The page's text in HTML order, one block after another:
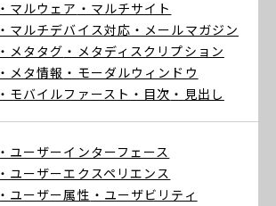
・マルウェア ・マルチサイト
・マルチデバイス対応 ・メールマガジン
・メタタグ ・メタディスクリプション
・メタ情報 ・モーダルウィンドウ
・モバイルファースト ・目次 ・見出し
・ユーザーインターフェース
・ユーザーエクスペリエンス
・ユーザー属性 ・ユーザビリティ